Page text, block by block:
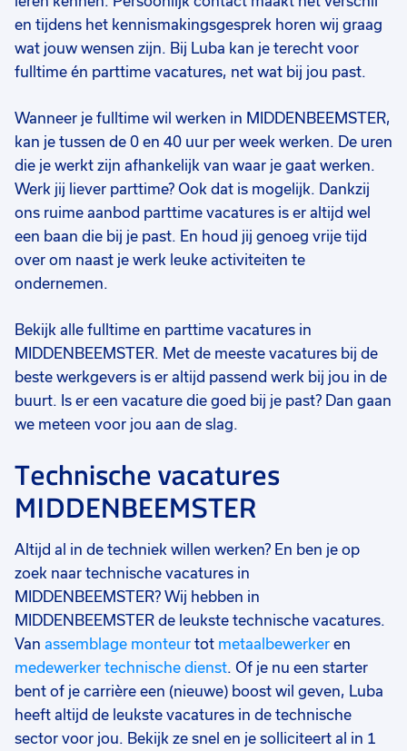
32 tot 40 uur
Uitzicht op vast
€ 15,00-€ 16,00 p.u.
16 uur
Uitzicht op vast
€ 15,00-€ 16,00 p.u.
en tijdens het kennismakingsgesprek horen wij graag
wat jouw wensen zijn. Bij Luba kan je terecht voor
fulltime én parttime vacatures, net wat bij jou past.
Wanneer je fulltime wil werken in MIDDENBEEMSTER,
kan je tussen de 0 en 40 uur per week werken. De uren
die je werkt zijn afhankelijk van waar je gaat werken.
Werk jij liever parttime? Ook dat is mogelijk. Dankzij
ons ruime aanbod parttime vacatures is er altijd wel
een baan die bij je past. En houd jij genoeg vrije tijd
over om naast je werk leuke activiteiten te
ondernemen.
Bekijk alle fulltime en parttime vacatures in
MIDDENBEEMSTER. Met de meeste vacatures bij de
beste werkgevers is er altijd passend werk bij jou in de
buurt. Is er een vacature die goed bij je past? Dan gaan
we meteen voor jou aan de slag.
Technische vacatures
MIDDENBEEMSTER
Altijd al in de techniek willen werken? En ben je op
zoek naar technische vacatures in
MIDDENBEEMSTER? Wij hebben in
MIDDENBEEMSTER de leukste technische vacatures.
Van assemblage monteur tot metaalbewerker en
medewerker technische dienst. Of je nu een starter
bent of je carrière een (nieuwe) boost wil geven, Luba
heeft altijd de leukste vacatures in de technische
sector voor jou. Bekijk ze snel en je solliciteert al in 1